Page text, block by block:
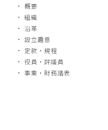
概要
組織
沿革
設立趣意
定款・規程
役員・評議員
事業・財務諸表